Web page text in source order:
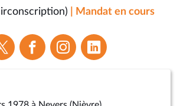
| Mandat en cours
Voir
la
Voir
la
Voir
la